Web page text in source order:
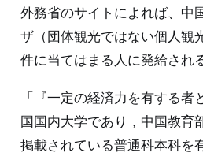
外務省のサイトによれば、中
ザ（団体観光ではない個人観
件に当てはまる人に発給される
「『一定の経済力を有する者
国国内大学であり，中国教育
掲載されている普通科本科を